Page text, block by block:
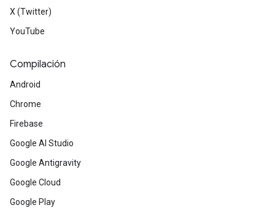
X (Twitter)
YouTube
Compilación
Android
Chrome
Firebase
Google AI Studio
Google Antigravity
Google Cloud
Google Play